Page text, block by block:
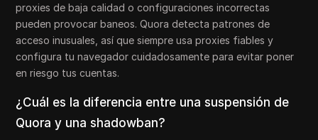
proxies de baja calidad o configuraciones incorrectas
pueden provocar baneos. Quora detecta patrones de
acceso inusuales, así que siempre usa proxies fiables y
configura tu navegador cuidadosamente para evitar poner
en riesgo tus cuentas.
¿Cuál es la diferencia entre una suspensión de
Quora y una shadowban?